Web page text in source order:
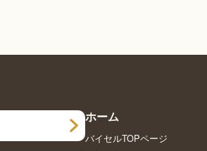
ホーム
バイセルTOPページ